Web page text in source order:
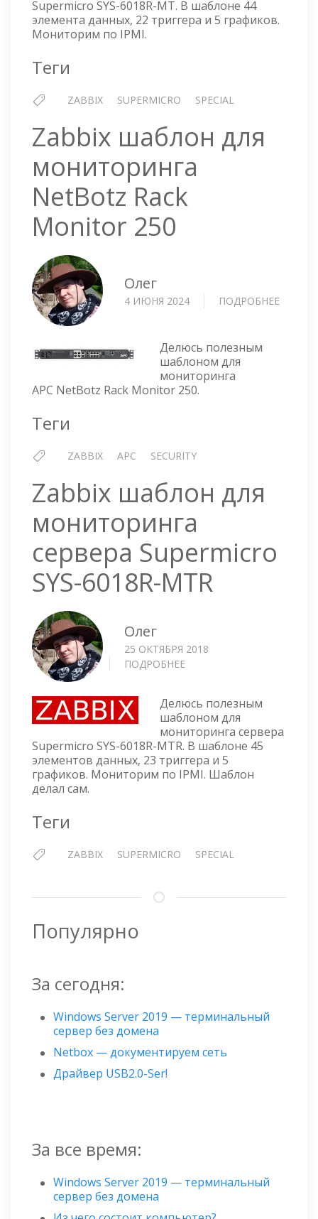
Supermicro SYS-6018R-MT. В шаблоне 44
элемента данных, 22 триггера и 5 графиков.
Мониторим по IPMI.
Теги
ZABBIX SUPERMICRO SPECIAL
Zabbix шаблон для
мониторинга
NetBotz Rack
Monitor 250
Олег
4 ИЮНЯ 2024 ПОДРОБНЕЕ
Делюсь полезным
шаблоном для
мониторинга
APC NetBotz Rack Monitor 250.
Теги
ZABBIX APC SECURITY
Zabbix шаблон для
мониторинга
сервера Supermicro
SYS-6018R-MTR
Олег
25 ОКТЯБРЯ 2018
ПОДРОБНЕЕ
ДЛЯ
МОНИТОРИНГА
СЕРВЕРА
SUPERMICRO
SYS-
6018R-
Делюсь полезным
шаблоном для
мониторинга сервера
Supermicro SYS-6018R-MTR. В шаблоне 45
элементов данных, 23 триггера и 5
графиков. Мониторим по IPMI. Шаблон
делал сам.
Теги
ZABBIX SUPERMICRO SPECIAL
Популярно
За сегодня:
Windows Server 2019 — терминальный
сервер без домена
Netbox — документируем сеть
Драйвер USB2.0-Ser!
За все время:
Windows Server 2019 — терминальный
сервер без домена